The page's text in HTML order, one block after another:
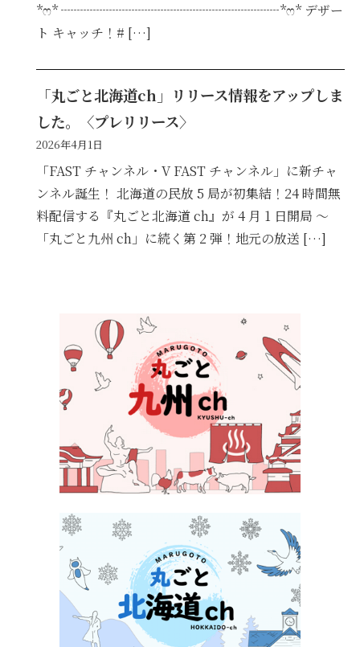
*ෆ* ┈┈┈┈┈┈┈┈┈┈┈┈┈┈┈┈┈*ෆ* デザー
ト キャッチ！# […]
「丸ごと北海道ch」リリース情報をアップしま
した。〈プレリリース〉
2026年4月1日
「FAST チャンネル・V FAST チャンネル」に新チャ
ンネル誕生！ 北海道の民放 5 局が初集結！24 時間無
料配信する『丸ごと北海道 ch』が 4 月 1 日開局 ～
「丸ごと九州 ch」に続く第 2 弾！地元の放送 […]